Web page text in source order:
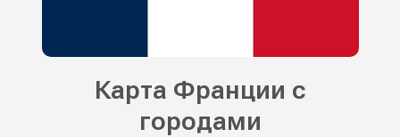
Карта Франции с
городами